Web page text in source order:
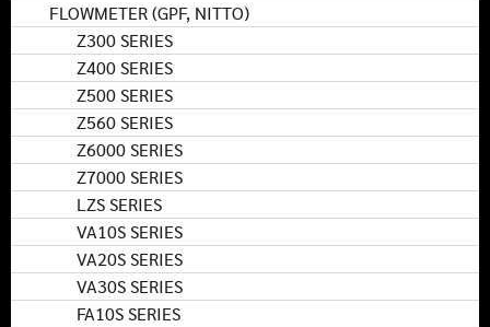
FLOWMETER (GPF, NITTO)
Z300 SERIES
Z400 SERIES
Z500 SERIES
Z560 SERIES
Z6000 SERIES
Z7000 SERIES
LZS SERIES
VA10S SERIES
VA20S SERIES
VA30S SERIES
FA10S SERIES